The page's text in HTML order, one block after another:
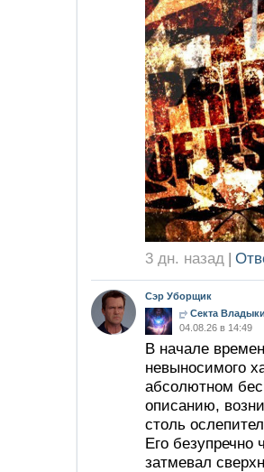
3 дн. назад |
Сэр Уборщик
Секта
04.08.26 в 14:49
В начале
невыносимого
абсолютном
описанию,
столь
Его безупречно
затмевал